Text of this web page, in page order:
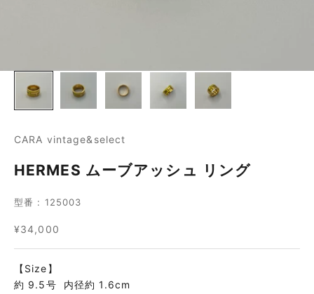
CARA vintage&select
HERMES ムーブアッシュ リング
型番 : 125003
セール価格
¥34,000
【Size】
約 9.5号 内径約 1.6cm